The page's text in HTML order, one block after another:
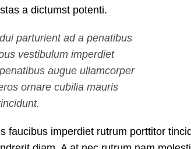
a dictumst potenti.
parturient ad a penatibus
vestibulum imperdiet
augue ullamcorper
ornare cubilia mauris
faucibus imperdiet rutrum porttitor